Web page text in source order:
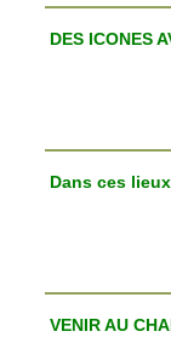
DES ICONES
Dans ces
VENIR AU